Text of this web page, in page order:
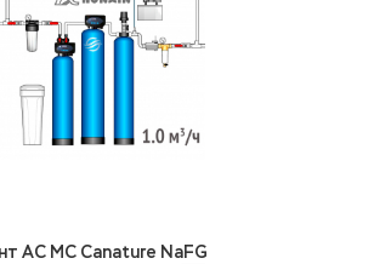
АС МС Canature NaFG